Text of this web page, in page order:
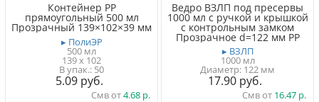
Контейнер PP
прямоугольный 500 мл
Прозрачный 139×102×39 мм
▸ ПолиЭР
500 мл
139 x 102
50
5.09
Смв от4.68
Ведро ВЗЛП под пресервы
1000 мл с ручкой и крышкой
с контрольным замком
Прозрачное d=122 мм PP
▸ ВЗЛП
1000 мл
Диаметр: 122 мм
17.90
Смв от 16.47